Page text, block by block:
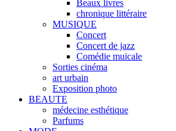
Beaux livres
chronique littéraire
MUSIQUE
Concert
Concert de jazz
Comédie muicale
Sorties cinéma
art urbain
Exposition photo
BEAUTE
médecine esthétique
Parfums